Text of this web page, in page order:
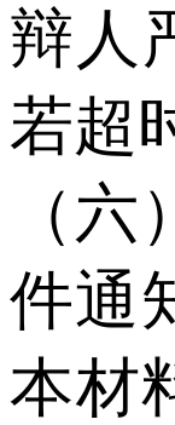
辩人
若超
（
件通
本材